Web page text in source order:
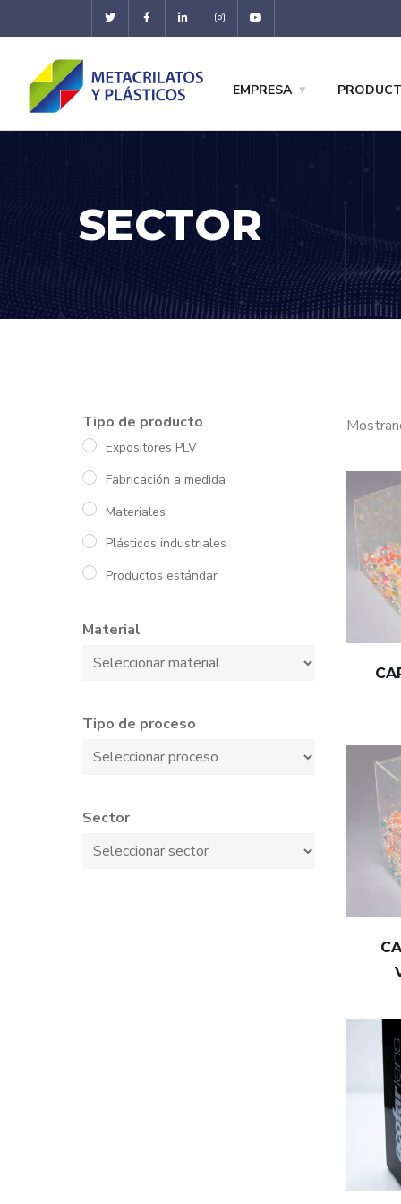
EMPRESA
SECTOR
Tipo de producto
Expositores PLV
Fabricación a medida
Materiales
Plásticos industriales
Productos estándar
Material
Tipo de proceso
Sector